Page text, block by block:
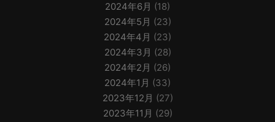
2024年6月 (18)
2024年5月 (23)
2024年4月 (23)
2024年3月 (28)
2024年2月 (26)
2024年1月 (33)
2023年12月 (27)
2023年11月 (29)